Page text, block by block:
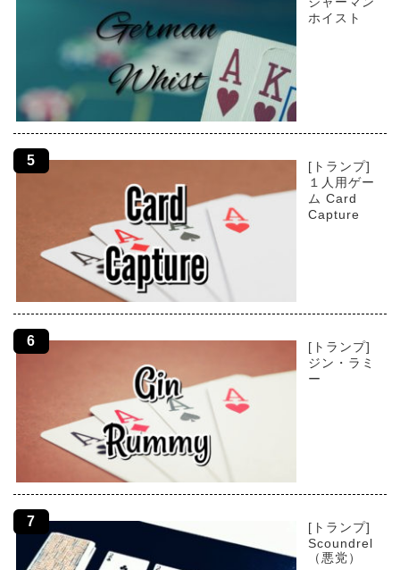
ホイスト
[トランプ]
１人用ゲー
ム Card
Capture
[トランプ]
ジン・ラミ
ー
[トランプ]
Scoundrel
（悪党）